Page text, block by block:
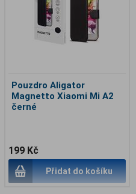
Pouzdro Aligator
Magnetto Xiaomi Mi A2
černé
199 Kč
Přidat do košíku